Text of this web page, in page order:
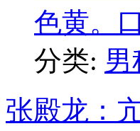
色黄。
分类: 男
张殿龙：